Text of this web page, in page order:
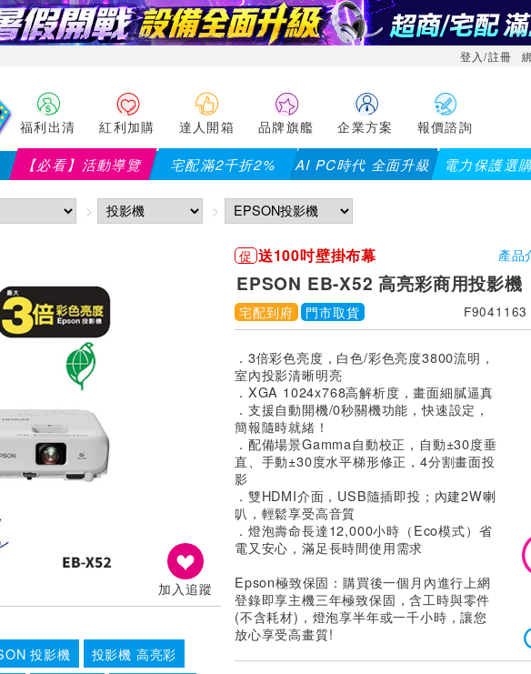
登入/註冊
福利出清 紅利加購 達人開箱 品牌旗艦 企業方案 報價諮詢
【必看】活動導覽 宅配滿2千折2% AI PC時代 全面升級 電力保護選
加入追蹤
投影機
投影機 高亮彩
促 送100吋壁掛布幕 產品
EPSON EB-X52 高亮彩商用投影機
宅配到府 門市取貨 F9041163
．3倍彩色亮度，白色/彩色亮度3800流明，
室內投影清晰明亮
．XGA 1024x768高解析度，畫面細膩逼真
．支援自動開機/0秒關機功能，快速設定，
簡報隨時就緒！
．配備場景Gamma自動校正，自動±30度垂
直、手動±30度水平梯形修正，4分割畫面投
影
．雙HDMI介面，USB隨插即投；內建2W喇
叭，輕鬆享受高音質
．燈泡壽命長達12,000小時（Eco模式）省
電又安心，滿足長時間使用需求
Epson極致保固：購買後一個月內進行上網
登錄即享主機三年極致保固，含工時與零件
(不含耗材)，燈泡享半年或一千小時，讓您
放心享受高畫質!